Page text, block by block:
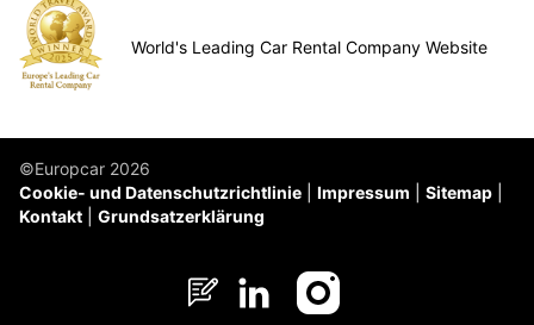
World's Leading Car Rental Company Website
©Europcar 2026
Cookie- und Datenschutzrichtlinie
Impressum
Sitemap
Kontakt
Grundsatzerklärung